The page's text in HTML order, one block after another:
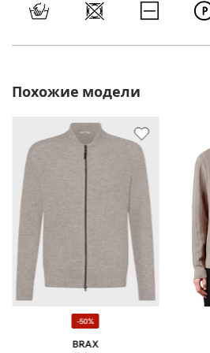
Похожие модели
-50%
BRAX